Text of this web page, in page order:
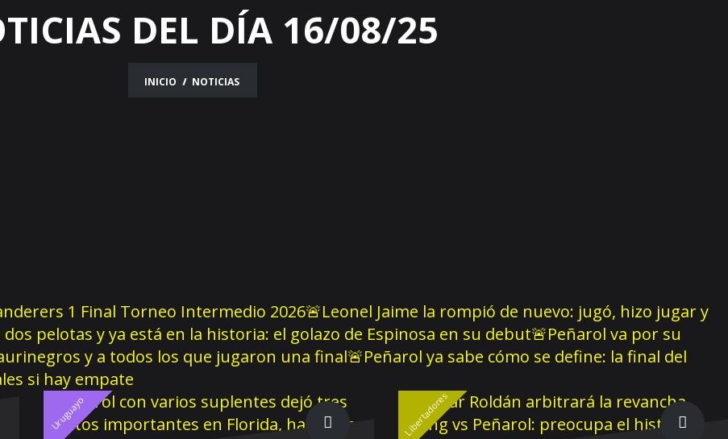
DEL DÍA 16/08/25
INICIO NOTICIAS
1 Final Torneo Intermedio 2026🚨Leonel Jaime la rompió de nuevo: jugó, hizo jugar y
dos pelotas y ya está en la historia: el golazo de Espinosa en su debut🚨Peñarol va por su
y a todos los que jugaron una final🚨Peñarol ya sabe cómo se define: la final del
si hay empate
Uruguayo Libertadores